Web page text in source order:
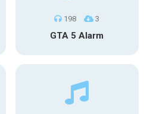
198 3
GTA 5 Alarm